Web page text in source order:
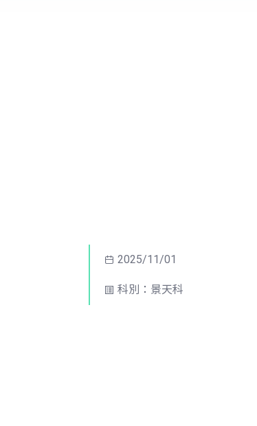
2025/11/01
科別：景天科